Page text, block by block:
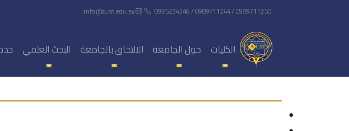
0995234246 / 0989711244 / 0989711250
الكليات حول الجامعة الالتحاق بالجامعة البحث العلمي